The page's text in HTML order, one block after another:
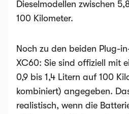
Dieselmodellen zwischen
100 Kilometer.
Noch zu den beiden Plug-
XC60: Sie sind offiziell mit
0,9 bis 1,4 Litern auf 100
kombiniert) angegeben.
realistisch, wenn die